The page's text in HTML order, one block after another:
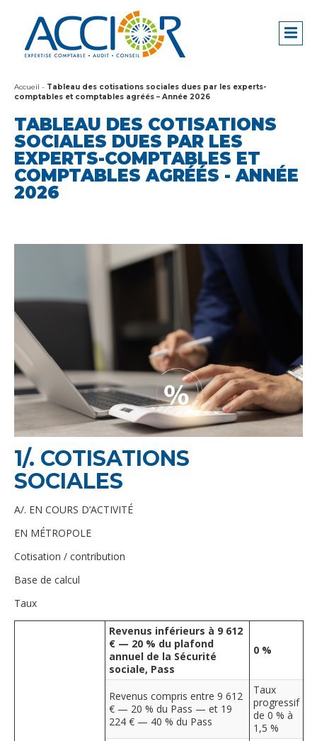
Accueil - Tableau des cotisations sociales dues par les experts-
comptables et comptables agréés – Année 2026
TABLEAU DES COTISATIONS
SOCIALES DUES PAR LES
EXPERTS-COMPTABLES ET
COMPTABLES AGRÉÉS - ANNÉE
2026
1/. COTISATIONS
SOCIALES
A/. EN COURS D’ACTIVITÉ
EN MÉTROPOLE
Cotisation / contribution
Base de calcul
Taux
Revenus inférieurs à 9 612
€ — 20 % du plafond
annuel de la Sécurité
sociale, Pass
0 %
Revenus compris entre 9 612
€ — 20 % du Pass — et 19
224 € — 40 % du Pass
Taux
progressif
de 0 % à
1,5 %